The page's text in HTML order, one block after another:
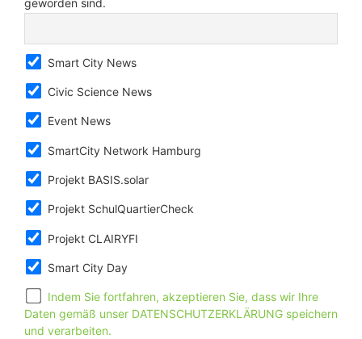
geworden sind.
Smart City News
Civic Science News
Event News
SmartCity Network Hamburg
Projekt BASIS.solar
Projekt SchulQuartierCheck
Projekt CLAIRYFI
Smart City Day
Indem Sie fortfahren, akzeptieren Sie, dass wir Ihre
Daten gemäß unser DATENSCHUTZERKLÄRUNG speichern
und verarbeiten.